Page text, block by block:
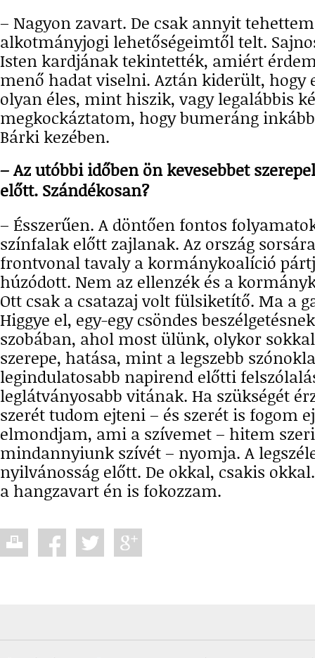
– Nagyon zavart. De csak annyit
alkotmányjogi lehetőségeimtől telt.
Isten kardjának tekintették, amiért
menő hadat viselni. Aztán kiderült, hogy
olyan éles, mint hiszik, vagy legalábbis
megkockáztatom, hogy bumeráng
Bárki kezében.
– Az utóbbi időben ön kevesebbet
előtt. Szándékosan?
– Ésszerűen. A döntően fontos
színfalak előtt zajlanak. Az ország
frontvonal tavaly a kormánykoalíció
húzódott. Nem az ellenzék és a
Ott csak a csatazaj volt fülsiketítő. Ma a
Higgye el, egy-egy csöndes
szobában, ahol most ülünk, olykor
szerepe, hatása, mint a legszebb
legindulatosabb napirend előtti
leglátványosabb vitának. Ha szükségét
szerét tudom ejteni – és szerét is fogom
elmondjam, ami a szívemet – hitem
mindannyiunk szívét – nyomja. A
nyilvánosság előtt. De okkal, csakis
a hangzavart én is fokozzam.